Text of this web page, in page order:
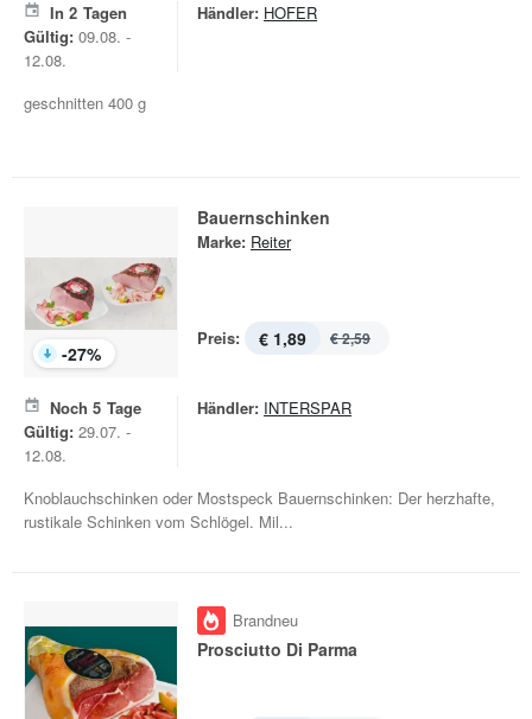
In 2 Tagen
Gültig: 09.08. -
12.08.
Händler: HOFER
geschnitten 400 g
-27%
Bauernschinken
Marke: Reiter
Preis: € 1,89 € 2,59
Noch 5 Tage
Gültig: 29.07. -
12.08.
Händler: INTERSPAR
Knoblauchschinken oder Mostspeck Bauernschinken: Der herzhafte,
rustikale Schinken vom Schlögel. Mil...
Brandneu
Prosciutto Di Parma